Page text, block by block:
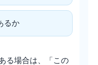
るか
る場合は、「この